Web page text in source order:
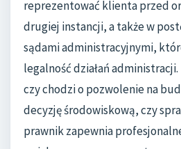
reprezentować klienta przed
drugiej instancji, a także w
sądami administracyjnymi,
legalność działań
czy chodzi o pozwolenie na
decyzję środowiskową, czy
prawnik zapewnia